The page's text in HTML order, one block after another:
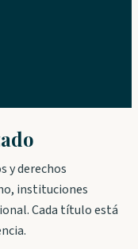
y derechos
instituciones
Cada título está